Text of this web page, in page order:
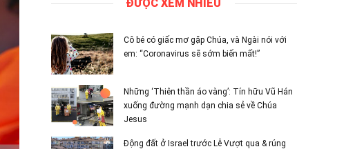
ĐƯỢC XEM NHIỀU
Cô bé có giấc mơ gặp Chúa, và Ngài nói với
em: “Coronavirus sẽ sớm biến mất!”
Những ‘Thiên thần áo vàng’: Tín hữu Vũ Hán
xuống đường mạnh dạn chia sẻ về Chúa
Jesus
Động đất ở Israel trước Lễ Vượt qua & rúng